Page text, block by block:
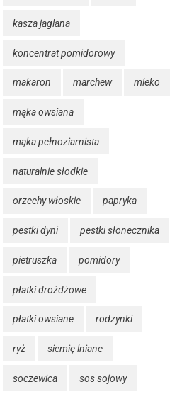
kasza jaglana
koncentrat pomidorowy
makaron marchew mleko
mąka owsiana
mąka pełnoziarnista
naturalnie słodkie
orzechy włoskie papryka
pestki dyni pestki słonecznika
pietruszka pomidory
płatki drożdżowe
płatki owsiane rodzynki
ryż siemię lniane
soczewica sos sojowy